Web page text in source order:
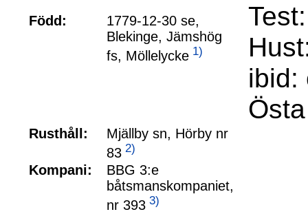
Född:
1779-12-30 se,
Blekinge, Jämshög
fs, Möllelycke 1)
ibid:
Östa
Rusthåll:
Mjällby sn, Hörby nr
83 2)
Kompani:
BBG 3:e
båtsmanskompaniet,
nr 393 3)